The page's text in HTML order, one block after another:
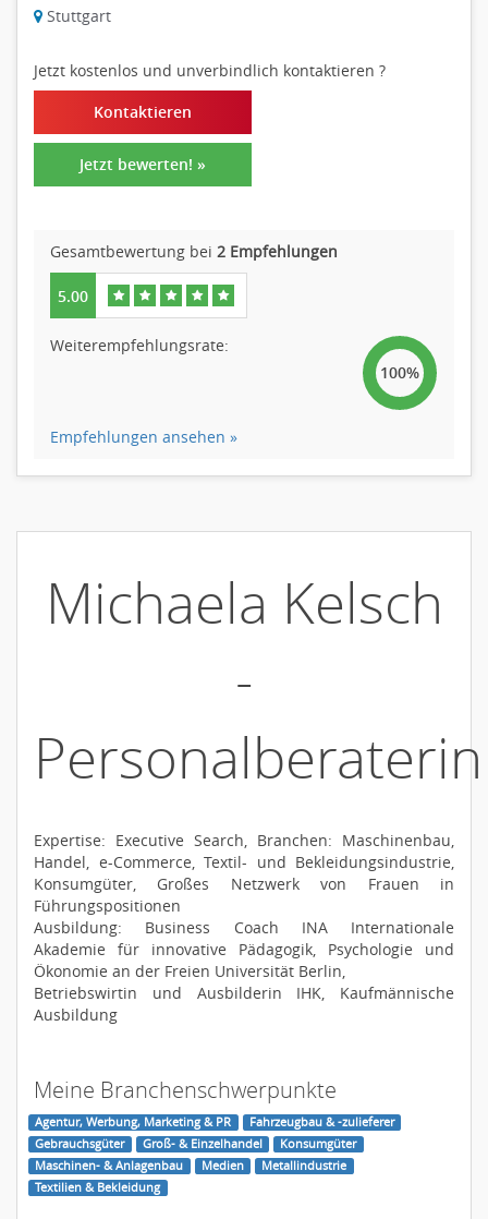
Stuttgart
Jetzt kostenlos und unverbindlich kontaktieren ?
Kontaktieren
Jetzt bewerten! »
Gesamtbewertung bei 2 Empfehlungen
5.00
Weiterempfehlungsrate:
100%
Empfehlungen ansehen »
Michaela Kelsch
-
Personalberaterin
Expertise: Executive Search, Branchen: Maschinenbau,
Handel, e-Commerce, Textil- und Bekleidungsindustrie,
Konsumgüter, Großes Netzwerk von Frauen in
Führungspositionen
Ausbildung: Business Coach INA Internationale
Akademie für innovative Pädagogik, Psychologie und
Ökonomie an der Freien Universität Berlin,
Betriebswirtin und Ausbilderin IHK, Kaufmännische
Ausbildung
Meine Branchenschwerpunkte
Agentur, Werbung, Marketing & PR
Fahrzeugbau & -zulieferer
Gebrauchsgüter
Groß- & Einzelhandel
Konsumgüter
Maschinen- & Anlagenbau
Medien
Metallindustrie
Textilien & Bekleidung